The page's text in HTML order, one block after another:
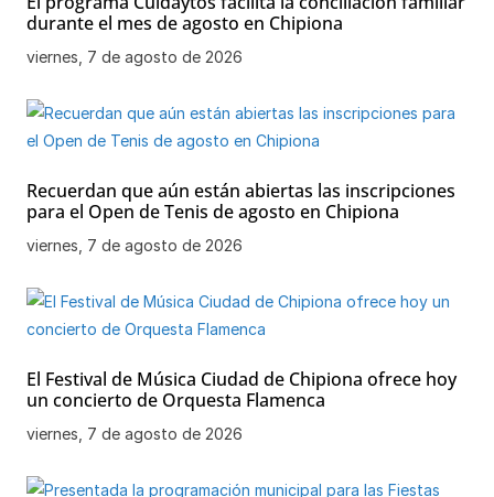
durante el mes de agosto en Chipiona
viernes, 7 de agosto de 2026
Recuerdan que aún están abiertas las inscripciones
para el Open de Tenis de agosto en Chipiona
viernes, 7 de agosto de 2026
El Festival de Música Ciudad de Chipiona ofrece hoy
un concierto de Orquesta Flamenca
viernes, 7 de agosto de 2026